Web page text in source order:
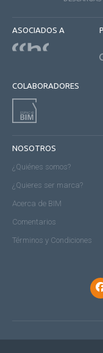
ASOCIADOS A
COLABORADORES
NOSOTROS
¿Quiénes somos?
¿Quieres ser marca?
Acerca de BIM
Comentarios
Términos y Condiciones